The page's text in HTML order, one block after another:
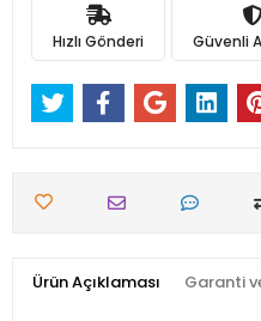
Hızlı Gönderi Güvenli
Ürün Açıklaması Garanti